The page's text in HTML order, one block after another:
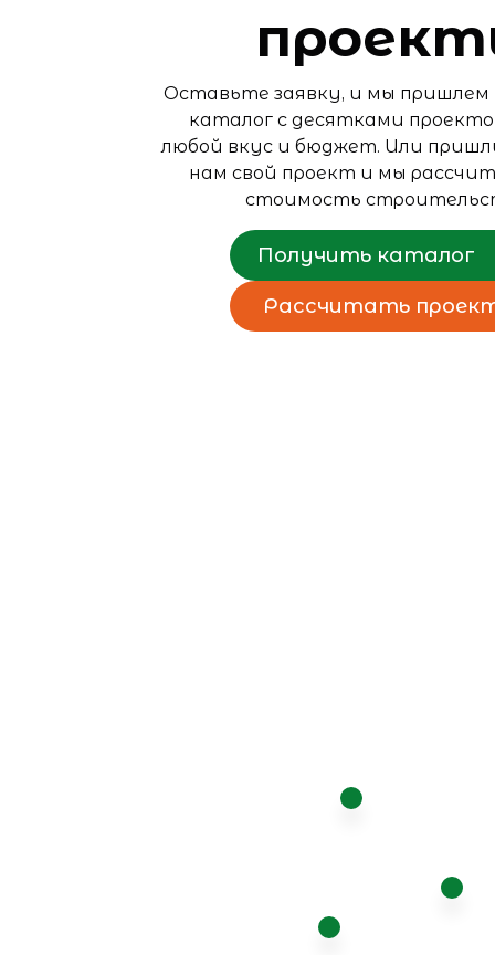
Оставьте заявку, и мы пришлем
каталог с десятками
любой вкус и бюджет. Или
нам свой проект и мы
стоимость
Получить каталог
Рассчитать